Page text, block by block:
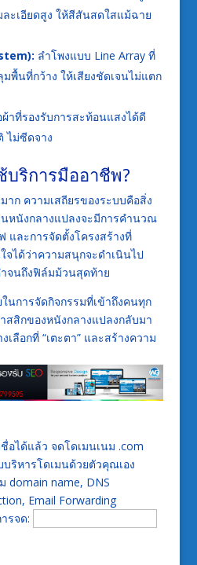
ะเอียดสูง ให้สีสันสดใสแม้ฉาย
ลำโพงแบบ Line Array ที่
มพื้นที่กว้าง ให้เสียงชัดเจนไม่แตก
ผ้าที่รองรับการสะท้อนแสงได้ดี
ไม่ซีดจาง
บริการมืออาชีพ?
ก ความเสถียรของระบบคือสิ่ง
หนังกลางแปลงจะมีการคำนวณ
และการจัดตั้งโครงสร้างที่
จได้ว่าความสนุกจะดำเนินไป
จนถึงฟิล์มม้วนสุดท้าย
นการจัดกิจกรรมที่เข้าถึงคนทุก
สสิกของหนังกลางแปลงกลับมา
ลือกที่ “เตะตา” และสร้างความ
อได้แล้ว จดโดเมนเนม .com
บริหารโดเมนด้วยตัวคุณเอง
domain name, DNS
Email Forwarding
รจด: